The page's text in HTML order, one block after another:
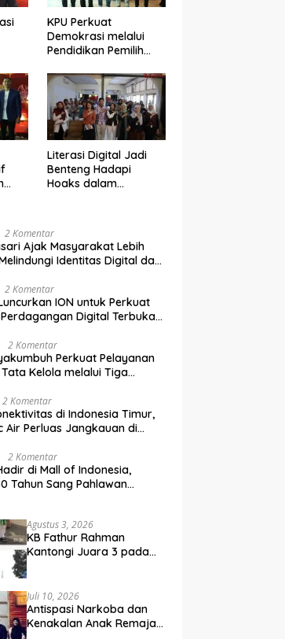
KPU Perkuat
Demokrasi melalui
Pendidikan Pemilih
Kelompok Rentan,
Marjinal, dan Pemula
Literasi Digital Jadi
Benteng Hadapi
Hoaks dalam
2 Komentar
Ajak Masyarakat Lebih
Identitas Digital dan
2 Komentar
ION untuk Perkuat
Digital Terbuka
2 Komentar
Perkuat Pelayanan
Kelola melalui Tiga
2 Komentar
di Indonesia Timur,
Air Perluas Jangkauan di
2 Komentar
di Mall of Indonesia,
Tahun Sang Pahlawan
Agustus 3, 2026
KB Fathur Rahman
Kantongi Juara 3 pada
Juli 10, 2026
Antispasi Narkoba dan
Kenakalan Anak Remaja,